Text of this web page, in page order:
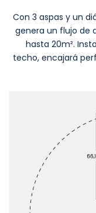
Con 3 aspas y un
genera un flujo de
hasta 20m².
techo, encajará